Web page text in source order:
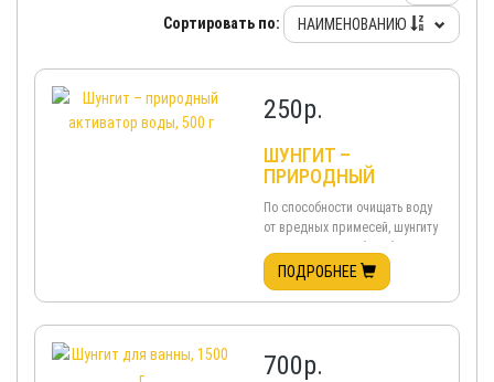
Сортировать по: НАИМЕНОВАНИЮ
250р.
ШУНГИТ –
ПРИРОДНЫЙ
АКТИВАТОР ВОДЫ,
500 Г
По способности очищать воду
от вредных примесей, шунгиту
своей поверхности до 95%
загрязнителей. Шунгит
поглощает из воды тяжёлые
металлы, коллоидное железо
и нитриты, пестициды,
ПОДРОБНЕЕ
700р.